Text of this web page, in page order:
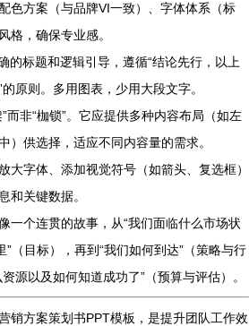
色方案（与品牌VI一致）、字体体系（标
格，确保专业感。
的标题和逻辑引导，遵循“结论先行，以上
原则。多用图表，少用大段文字。
”而非“枷锁”。它应提供多种内容布局（如左
）供选择，适应不同内容量的需求。
大字体、添加视觉符号（如箭头、复选框）
和关键数据。
一个连贯的故事，从“我们面临什么市场状
”（目标），再到“我们如何到达”（策略与行
源以及如何知道成功了”（预算与评估）。
销方案策划书PPT模板，是提升团队工作效